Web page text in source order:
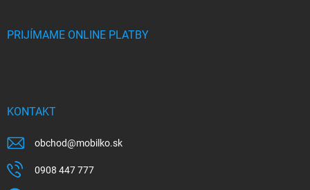
PRIJÍMAME ONLINE PLATBY
KONTAKT
obchod@mobilko.sk
0908 447 777